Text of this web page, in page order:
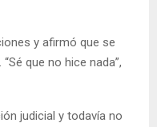
y afirmó que se
que no hice nada”,
judicial y todavía no